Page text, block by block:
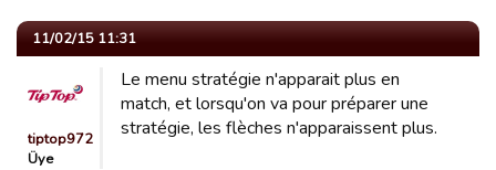
11/02/15 11:31
tiptop972
Üye
Le menu stratégie n'apparait plus en
match, et lorsqu'on va pour préparer une
stratégie, les flèches n'apparaissent plus.